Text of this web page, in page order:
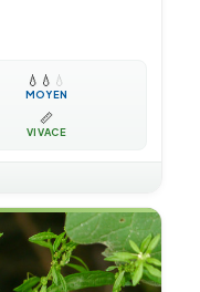
💧 💧 💧
MOYEN
📏
VIVACE